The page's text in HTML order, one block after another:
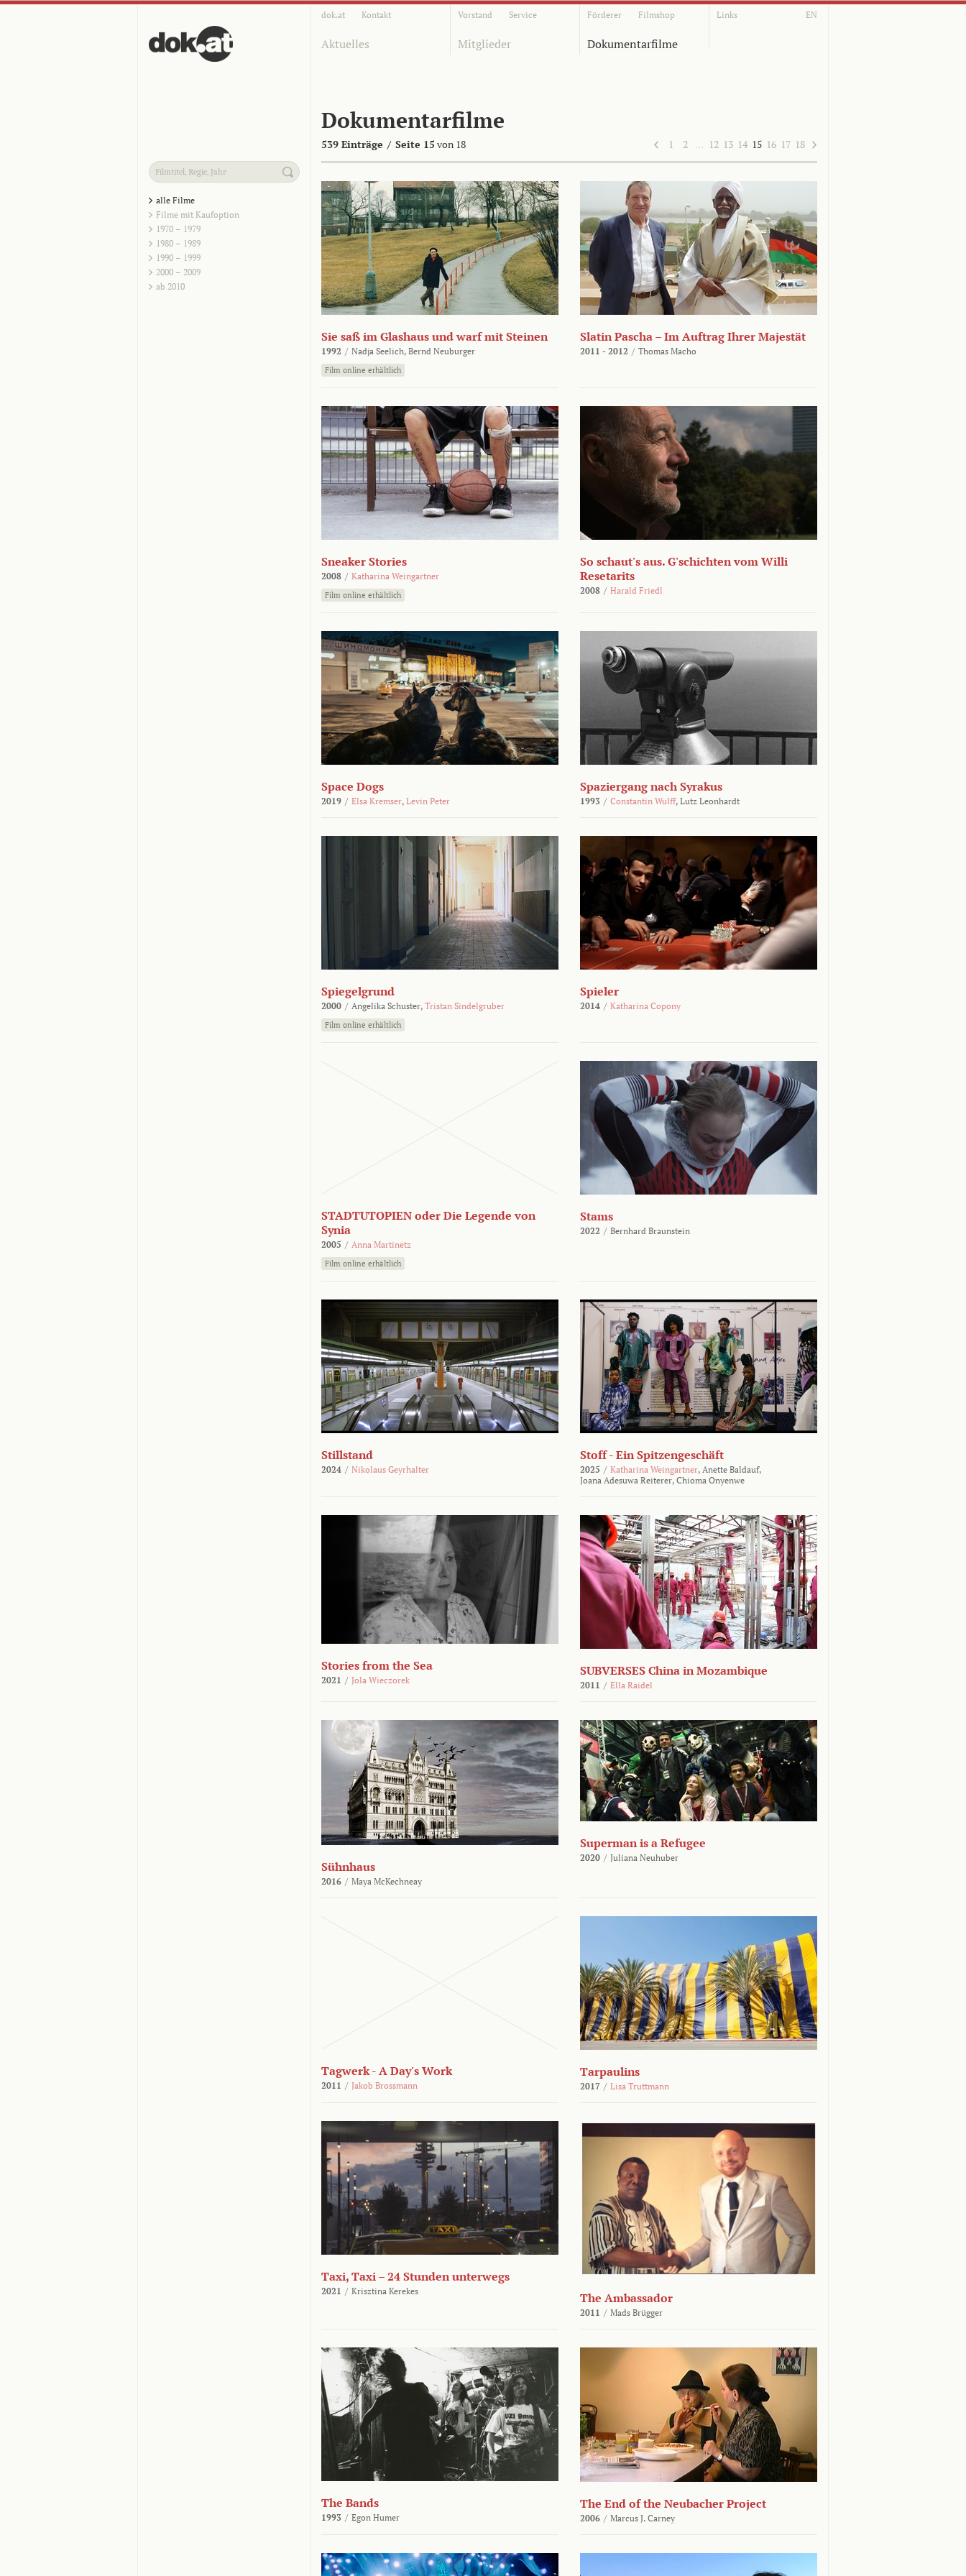
dok.at Kontakt Vorstand Service Förderer Filmshop Links EN
Aktuelles Mitglieder Dokumentarfilme
Dokumentarfilme
539 Einträge / Seite 15 von 18 1 2 … 12 13 14 15 16 17 18
alle Filme
Filme mit Kaufoption
1970 – 1979
1980 – 1989
1990 – 1999
2000 – 2009
ab 2010
Sie saß im Glashaus und warf mit Steinen
1992 / Nadja Seelich, Bernd Neuburger
Film online erhältlich
Slatin Pascha – Im Auftrag Ihrer Majestät
2011 - 2012 / Thomas Macho
Sneaker Stories
2008 / Katharina Weingartner
Film online erhältlich
So schaut's aus. G'schichten vom Willi
Resetarits
2008 / Harald Friedl
Space Dogs
2019 / Elsa Kremser, Levin Peter
Spaziergang nach Syrakus
1993 / Constantin Wulff, Lutz Leonhardt
Spiegelgrund
2000 / Angelika Schuster, Tristan Sindelgruber
Film online erhältlich
Spieler
2014 / Katharina Copony
STADTUTOPIEN oder Die Legende von
Synia
2005 / Anna Martinetz
Film online erhältlich
Stams
2022 / Bernhard Braunstein
Stillstand
2024 / Nikolaus Geyrhalter
Stoff - Ein Spitzengeschäft
2025 / Katharina Weingartner, Anette Baldauf,
Joana Adesuwa Reiterer, Chioma Onyenwe
Stories from the Sea
2021 / Jola Wieczorek
SUBVERSES China in Mozambique
2011 / Ella Raidel
Sühnhaus
2016 / Maya McKechneay
Superman is a Refugee
2020 / Juliana Neuhuber
Tagwerk - A Day's Work
2011 / Jakob Brossmann
Tarpaulins
2017 / Lisa Truttmann
Taxi, Taxi – 24 Stunden unterwegs
2021 / Krisztina Kerekes The Ambassador
2011 / Mads Brügger
The Bands
1993 / Egon Humer
The End of the Neubacher Project
2006 / Marcus J. Carney